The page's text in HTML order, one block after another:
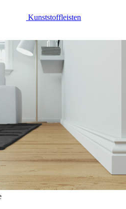
Kunststoffleisten